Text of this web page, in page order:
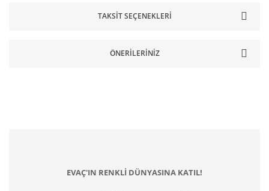
TAKSIT SEÇENEKLERI
ÖNERILERINIZ
EVAÇ'IN RENKLİ DÜNYASINA KATIL!